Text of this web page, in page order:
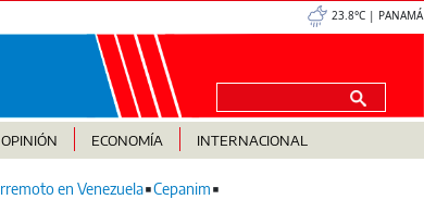
23.8°C | PANAMÁ
OPINIÓN ECONOMÍA INTERNACIONAL
en Venezuela Cepanim